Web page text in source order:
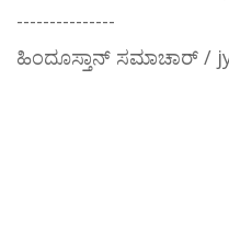
---------------
ಹಿಂದೂಸ್ತಾನ್ ಸಮಾಚಾರ್ /